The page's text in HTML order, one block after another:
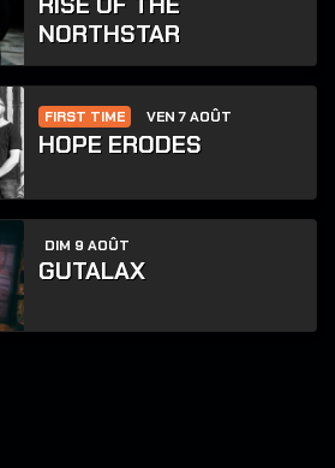
NORTHSTAR
FIRST TIME VEN 7 AOÛT
HOPE ERODES
DIM 9 AOÛT
GUTALAX